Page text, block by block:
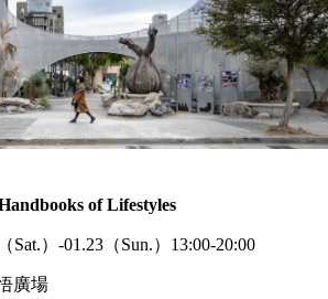
of Lifestyles
Sat.）-01.23（Sun.）13:00-20:00
廣場